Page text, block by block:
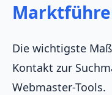
Die wichtigste
Kontakt zur
Webmaster-Tools.